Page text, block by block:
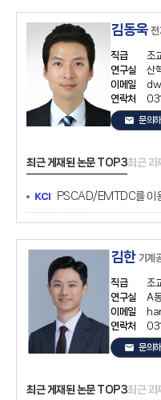
김동욱 전
직급
조
연구실
산
이메일
연락처
email 문의하
최근 게재된 논문 TOP3최근
KCI PSCAD/EMTDC를 이용한
김한 기계
직급
조
연구실
A
이메일
연락처
email 문의하
최근 게재된 논문 TOP3최근